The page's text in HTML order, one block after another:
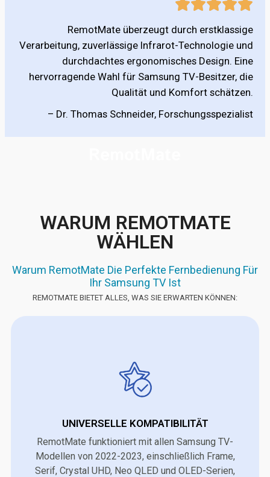
RemotMate überzeugt durch erstklassige
Verarbeitung, zuverlässige Infrarot-Technologie und
durchdachtes ergonomisches Design. Eine
hervorragende Wahl für Samsung TV-Besitzer, die
Qualität und Komfort schätzen.
– Dr. Thomas Schneider, Forschungsspezialist
WARUM REMOTMATE
WÄHLEN
Warum RemotMate Die Perfekte Fernbedienung Für
Ihr Samsung TV Ist
REMOTMATE BIETET ALLES, WAS SIE ERWARTEN KÖNNEN:
UNIVERSELLE KOMPATIBILITÄT
RemotMate funktioniert mit allen Samsung TV-
Modellen von 2022-2023, einschließlich Frame,
Serif, Crystal UHD, Neo QLED und OLED-Serien,